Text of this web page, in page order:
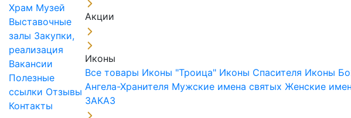
Храм Музей
Выставочные
залы Закупки,
реализация
Вакансии
Полезные
ссылки Отзывы
Контакты
Акции
Иконы
Все товары Иконы "Троица" Иконы Спасителя Иконы
Ангела-Хранителя Мужские имена святыхЖенские
ЗАКАЗ